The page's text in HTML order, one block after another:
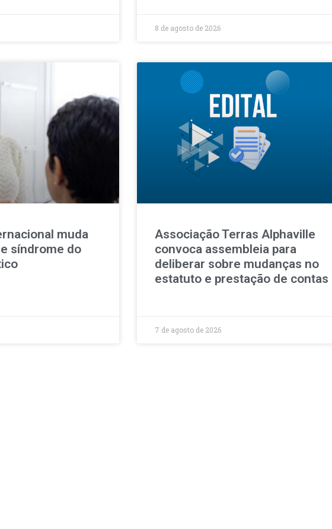
8 de agosto de 2026
muda
síndrome do
Associação Terras Alphaville
convoca assembleia para
deliberar sobre mudanças no
estatuto e prestação de contas
7 de agosto de 2026